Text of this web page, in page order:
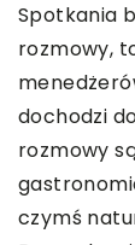
Spotkania
rozmowy,
dochodzi
rozmowy
czymś